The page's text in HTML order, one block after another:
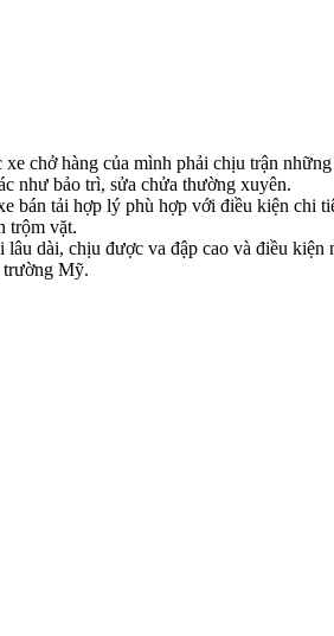
chở hàng của mình phải chịu trận
như bảo trì, sửa chửa thường xuyên.
bán tải hợp lý phù hợp với điều kiện chi
trộm vặt.
dài, chịu được va đập cao và điều
trường Mỹ.